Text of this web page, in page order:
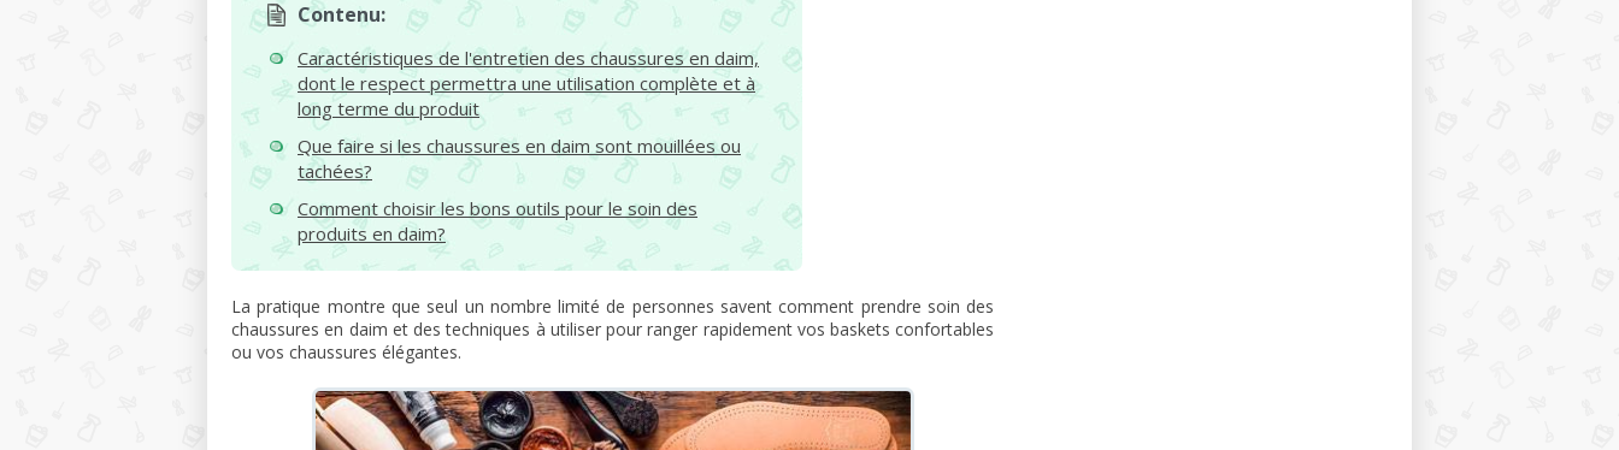
Contenu:
Caractéristiques de l'entretien des chaussures en daim,
dont le respect permettra une utilisation complète et à
long terme du produit
Que faire si les chaussures en daim sont mouillées ou
tachées?
Comment choisir les bons outils pour le soin des
produits en daim?
La pratique montre que seul un nombre limité de personnes savent comment prendre soin des
chaussures en daim et des techniques à utiliser pour ranger rapidement vos baskets confortables
ou vos chaussures élégantes.